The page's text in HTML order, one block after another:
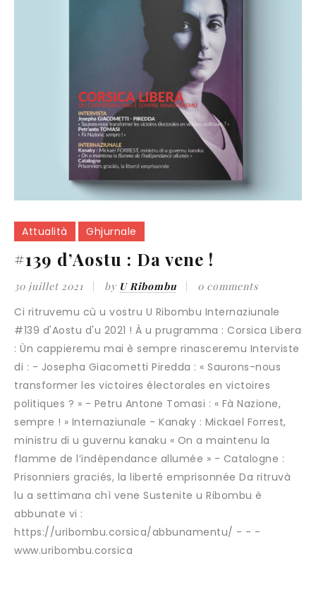
Attualità Ghjurnale
#139 d’Aostu : Da vene !
30 juillet 2021 by U Ribombu 0 comments
Ci ritruvemu cù u vostru U Ribombu Internaziunale
#139 d'Aostu d'u 2021 ! À u prugramma : Corsica Libera
: Ùn cappieremu mai è sempre rinasceremu Interviste
di : - Josepha Giacometti Piredda : « Saurons-nous
transformer les victoires électorales en victoires
politiques ? » - Petru Antone Tomasi : « Fà Nazione,
sempre ! » Internaziunale - Kanaky : Mickael Forrest,
ministru di u guvernu kanaku « On a maintenu la
flamme de l’indépendance allumée » - Catalogne :
Prisonniers graciés, la liberté emprisonnée Da ritruvà
lu a settimana chì vene Sustenite u Ribombu è
abbunate vi :
https://uribombu.corsica/abbunamentu/ - - -
www.uribombu.corsica